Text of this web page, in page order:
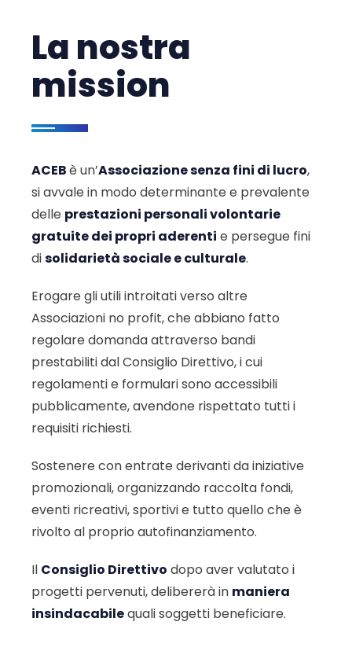
La nostra
mission
ACEBè un’Associazione senza fini di lucro,
si avvale in modo determinante e prevalente
delle prestazioni personali volontarie
gratuite dei propri aderenti e persegue fini
disolidarietà sociale e culturale.
Erogare gli utili introitati verso altre
Associazioni no profit, che abbiano fatto
regolare domanda attraverso bandi
prestabiliti dal Consiglio Direttivo, i cui
regolamenti e formulari sono accessibili
pubblicamente, avendone rispettato tutti i
requisiti richiesti.
Sostenere con entrate derivanti da iniziative
promozionali, organizzando raccolta fondi,
eventi ricreativi, sportivi e tutto quello che è
rivolto al proprio autofinanziamento.
Il Consiglio Direttivo dopo aver valutato i
progetti pervenuti, delibererà in maniera
insindacabilequali soggetti beneficiare.